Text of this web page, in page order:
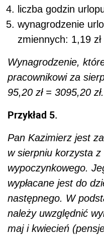
liczba godzin
wynagrodzenie
zmiennych: 1,19
Wynagrodzenie,
pracownikowi za
95,20 zł = 3095,20 zł.
Przykład 5.
Pan Kazimierz jest
w sierpniu korzysta
wypoczynkowego.
wypłacane jest do
następnego. W
należy uwzględnić
maj i kwiecień